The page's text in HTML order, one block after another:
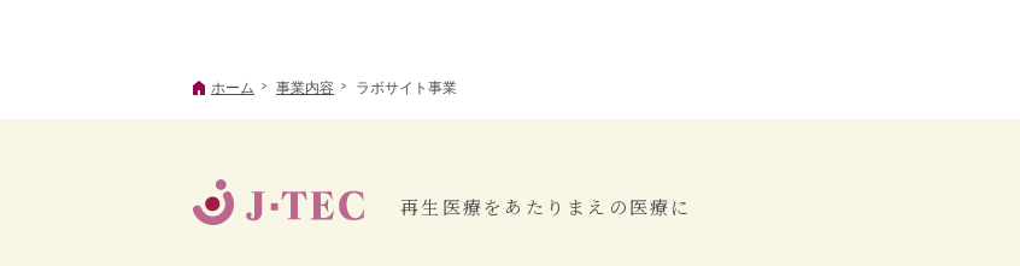
ホーム 事業内容 ラボサイト事業
再生医療をあたりまえの医療に